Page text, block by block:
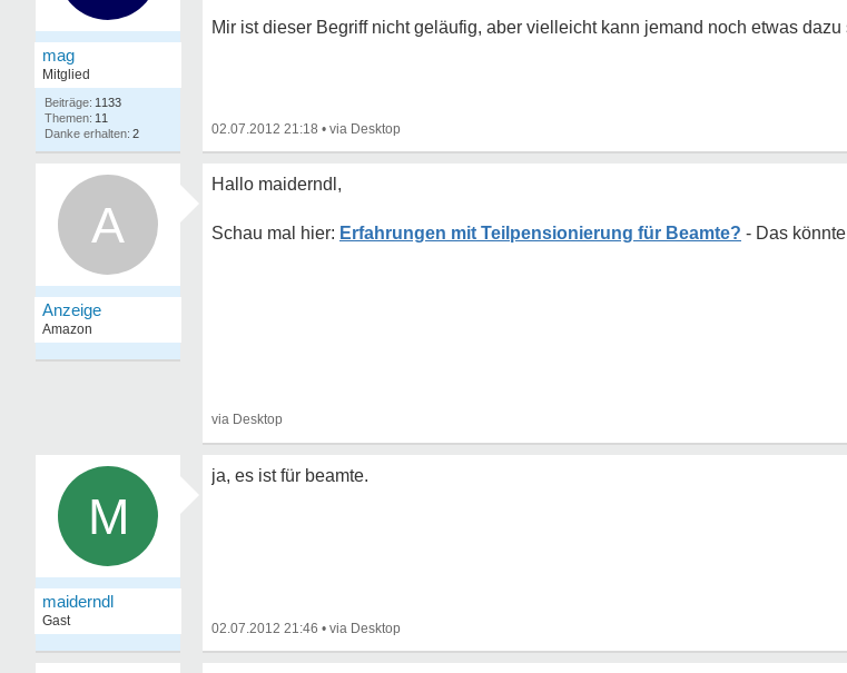
mag
Mitglied
1133
11
2
Mir ist dieser Begriff nicht geläufig, aber vielleicht kann jemand noch etwas dazu
02.07.2012 21:18 •
A
Hallo maiderndl,
Erfahrungen mit Teilpensionierung für Beamte?
M
maiderndl
Gast
ja, es ist für beamte.
02.07.2012 21:46 •